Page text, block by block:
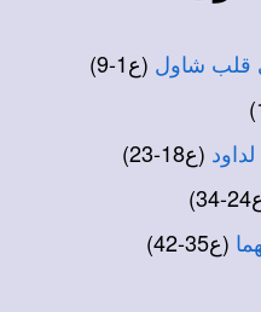
قلب شاول (ع1-9)
(ع18-23)
(ع35-42)